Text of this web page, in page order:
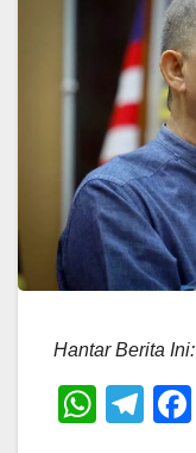
Hantar Berita Ini:
W
T